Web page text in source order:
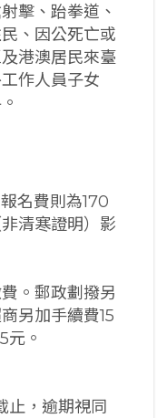
擊、跆拳道、
、因公死亡或
港澳居民來臺
作人員子女
名費則為170
清寒證明）影
。郵政劃撥另
另加手續費15
元。
止，逾期視同